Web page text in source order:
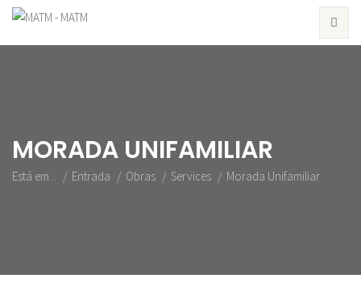
MORADA UNIFAMILIAR
Está em... Entrada Obras Services Morada Unifamiliar